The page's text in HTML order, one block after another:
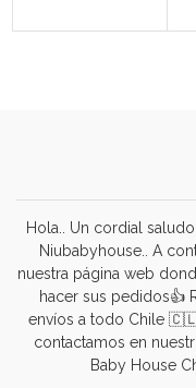
Hola.. Un cordial
Niubabyhouse.. A
nuestra página web
hacer sus pedidos👍
envíos a todo Chile
contactamos en
Baby House